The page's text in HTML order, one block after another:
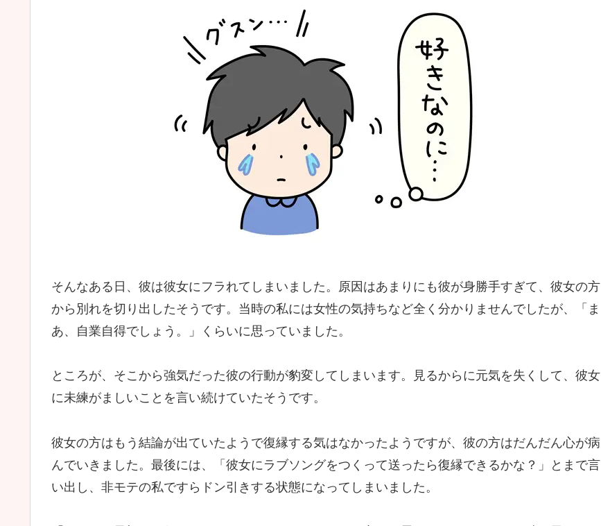
そんなある日、彼は彼女にフラれてしまいました。原因はあまりにも彼が身勝手すぎて、彼女の方
から別れを切り出したそうです。当時の私には女性の気持ちなど全く分かりませんでしたが、「ま
あ、自業自得でしょう。」くらいに思っていました。
ところが、そこから強気だった彼の行動が豹変してしまいます。見るからに元気を失くして、彼女
に未練がましいことを言い続けていたそうです。
彼女の方はもう結論が出ていたようで復縁する気はなかったようですが、彼の方はだんだん心が病
んでいきました。最後には、「彼女にラブソングをつくって送ったら復縁できるかな？」とまで言
い出し、非モテの私ですらドン引きする状態になってしまいました。